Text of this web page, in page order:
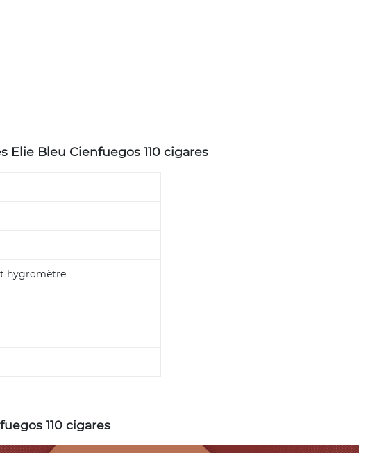
Elie Bleu Cienfuegos 110 cigares
hygromètre
110 cigares